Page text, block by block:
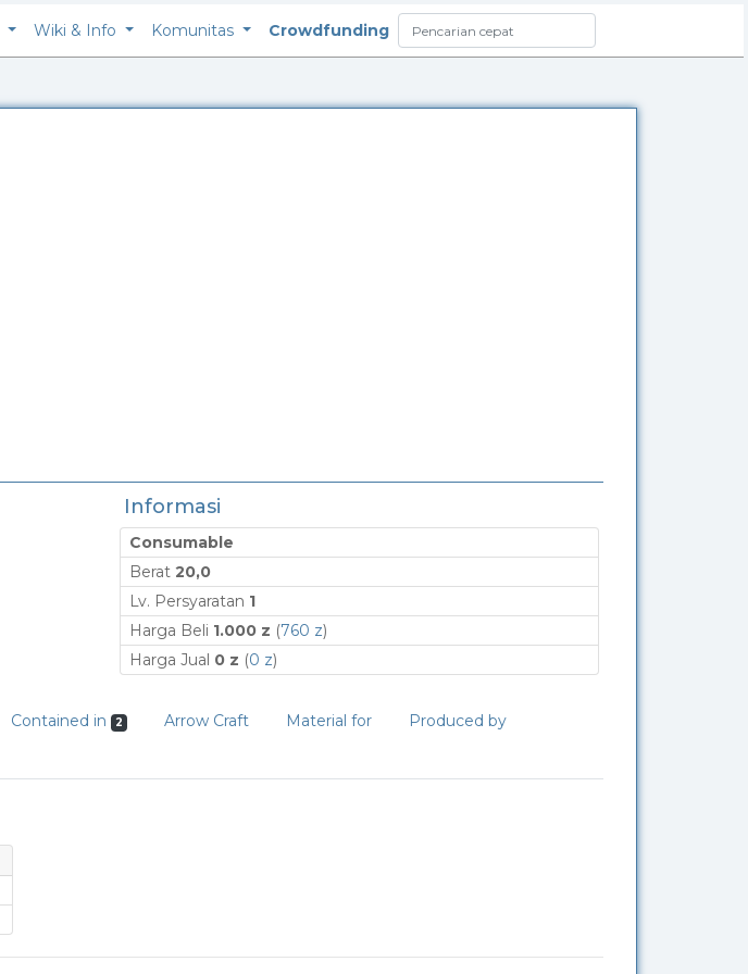
Wiki & Info Komunitas Crowdfunding
Informasi
Consumable
Berat 20,0
Lv. Persyaratan 1
Harga Beli 1.000 z (760 z)
Harga Jual 0 z (0 z)
Contained in 2 Arrow Craft Material for
Produced by